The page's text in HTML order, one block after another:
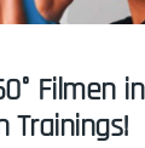
Filmen in
Trainings!